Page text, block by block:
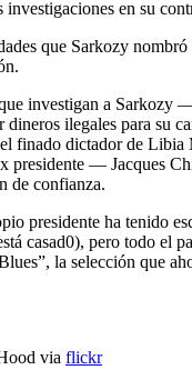
en su
que Sarkozy
investigan a Sarkozy
dineros ilegales para su
finado dictador de Libia
presidente — Jacques
de confianza.
presidente ha tenido
casad0), pero todo el
la selección que
via flickr